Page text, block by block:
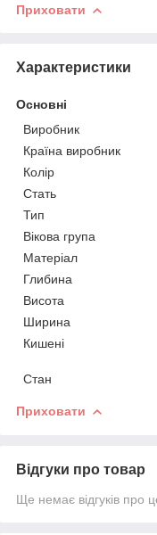
Приховати
Характеристики
Основні
Виробник
Країна виробник
Колір
Стать
Тип
Вікова група
Матеріал
Глибина
Висота
Ширина
Кишені
Стан
Приховати
Відгуки про товар
Ще немає відгуків про